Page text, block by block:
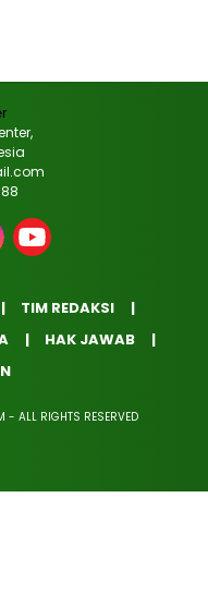
TIM REDAKSI
HAK JAWAB
ALL RIGHTS RESERVED